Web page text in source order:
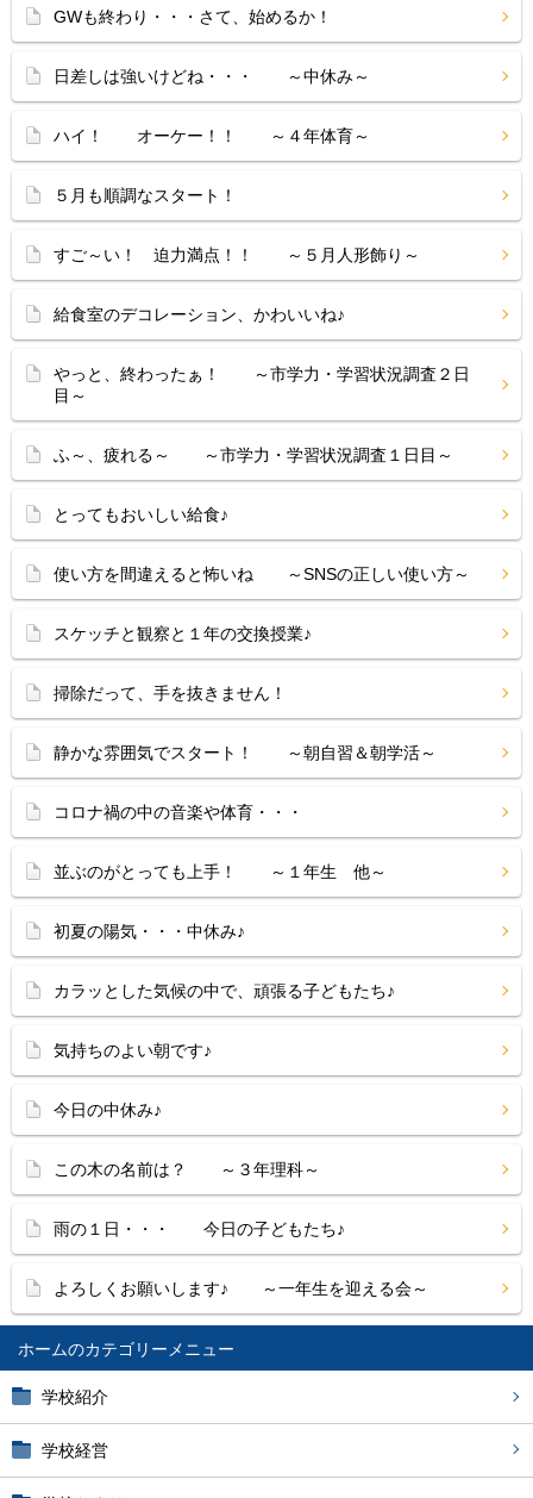
ホーム
学校紹介
学校経営
GWも終わり・・・さて、始めるか！
日差しは強いけどね・・・ ～中休み～
ハイ！ オーケー！！ ～４年体育～
５月も順調なスタート！
すご～い！ 迫力満点！！ ～５月人形飾り～
給食室のデコレーション、かわいいね♪
やっと、終わったぁ！ ～市学力・学習状況調査２日
目～
ふ～、疲れる～ ～市学力・学習状況調査１日目～
とってもおいしい給食♪
使い方を間違えると怖いね ～SNSの正しい使い方～
スケッチと観察と１年の交換授業♪
掃除だって、手を抜きません！
静かな雰囲気でスタート！ ～朝自習＆朝学活～
コロナ禍の中の音楽や体育・・・
並ぶのがとっても上手！ ～１年生 他～
初夏の陽気・・・中休み♪
カラッとした気候の中で、頑張る子どもたち♪
気持ちのよい朝です♪
今日の中休み♪
この木の名前は？ ～３年理科～
雨の１日・・・ 今日の子どもたち♪
よろしくお願いします♪ ～一年生を迎える会～